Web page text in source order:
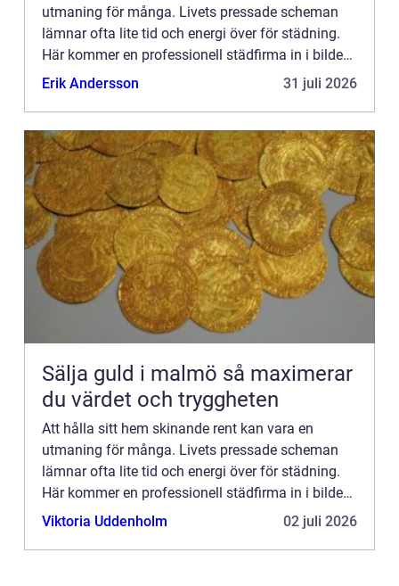
utmaning för många. Livets pressade scheman
lämnar ofta lite tid och energi över för städning.
Här kommer en professionell städfirma in i bilden
som en rä...
Erik Andersson 31 juli 2026
Sälja guld i malmö så maximerar
du värdet och tryggheten
Att hålla sitt hem skinande rent kan vara en
utmaning för många. Livets pressade scheman
lämnar ofta lite tid och energi över för städning.
Här kommer en professionell städfirma in i bilden
som en rä...
Viktoria Uddenholm 02 juli 2026